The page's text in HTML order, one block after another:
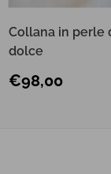
Collana in perle
dolce
Prezzo
€98,00